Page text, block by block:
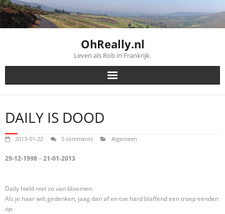
Skip
to
content
OhReally.nl
Leven als Rob in Frankrijk.
DAILY IS DOOD
2013-01-22 5 comments Algemeen
29-12-1998–21-01-2013
Daily hield niet zo van bloemen.
Als je haar wilt gedenken, jaag dan af en toe hard blaffend een troep eenden
op.